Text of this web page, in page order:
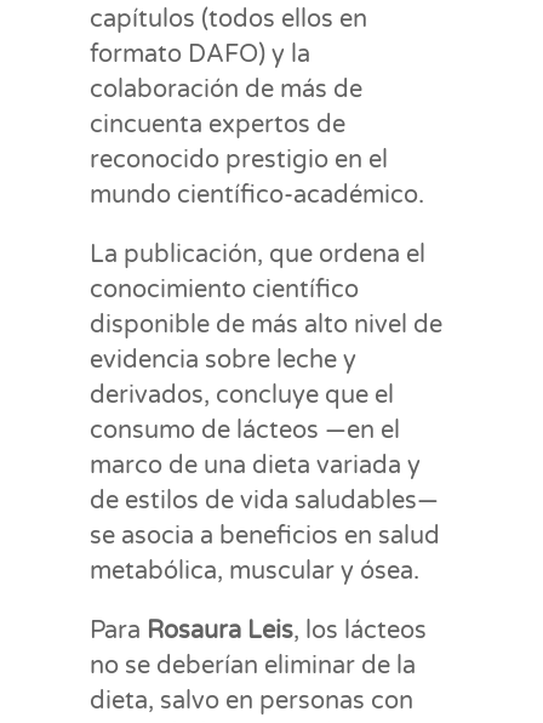
capítulos (todos ellos en
formato DAFO) y la
colaboración de más de
cincuenta expertos de
reconocido prestigio en el
mundo científico-académico.
La publicación, que ordena el
conocimiento científico
disponible de más alto nivel de
evidencia sobre leche y
derivados, concluye que el
consumo de lácteos —en el
marco de una dieta variada y
de estilos de vida saludables—
se asocia a beneficios en salud
metabólica, muscular y ósea.
Para Rosaura Leis, los lácteos
no se deberían eliminar de la
dieta, salvo en personas con